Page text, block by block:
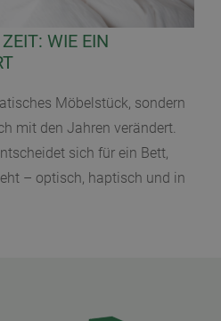
WIE EIN
Möbelstück, sondern
mit den Jahren verändert.
sich für ein Bett,
– optisch, haptisch und in